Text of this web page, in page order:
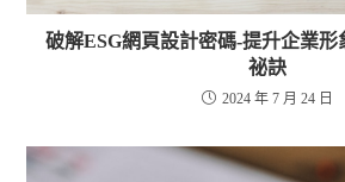
破解ESG網頁設計密碼-提升企業形
祕訣
2024 年 7 月 24 日